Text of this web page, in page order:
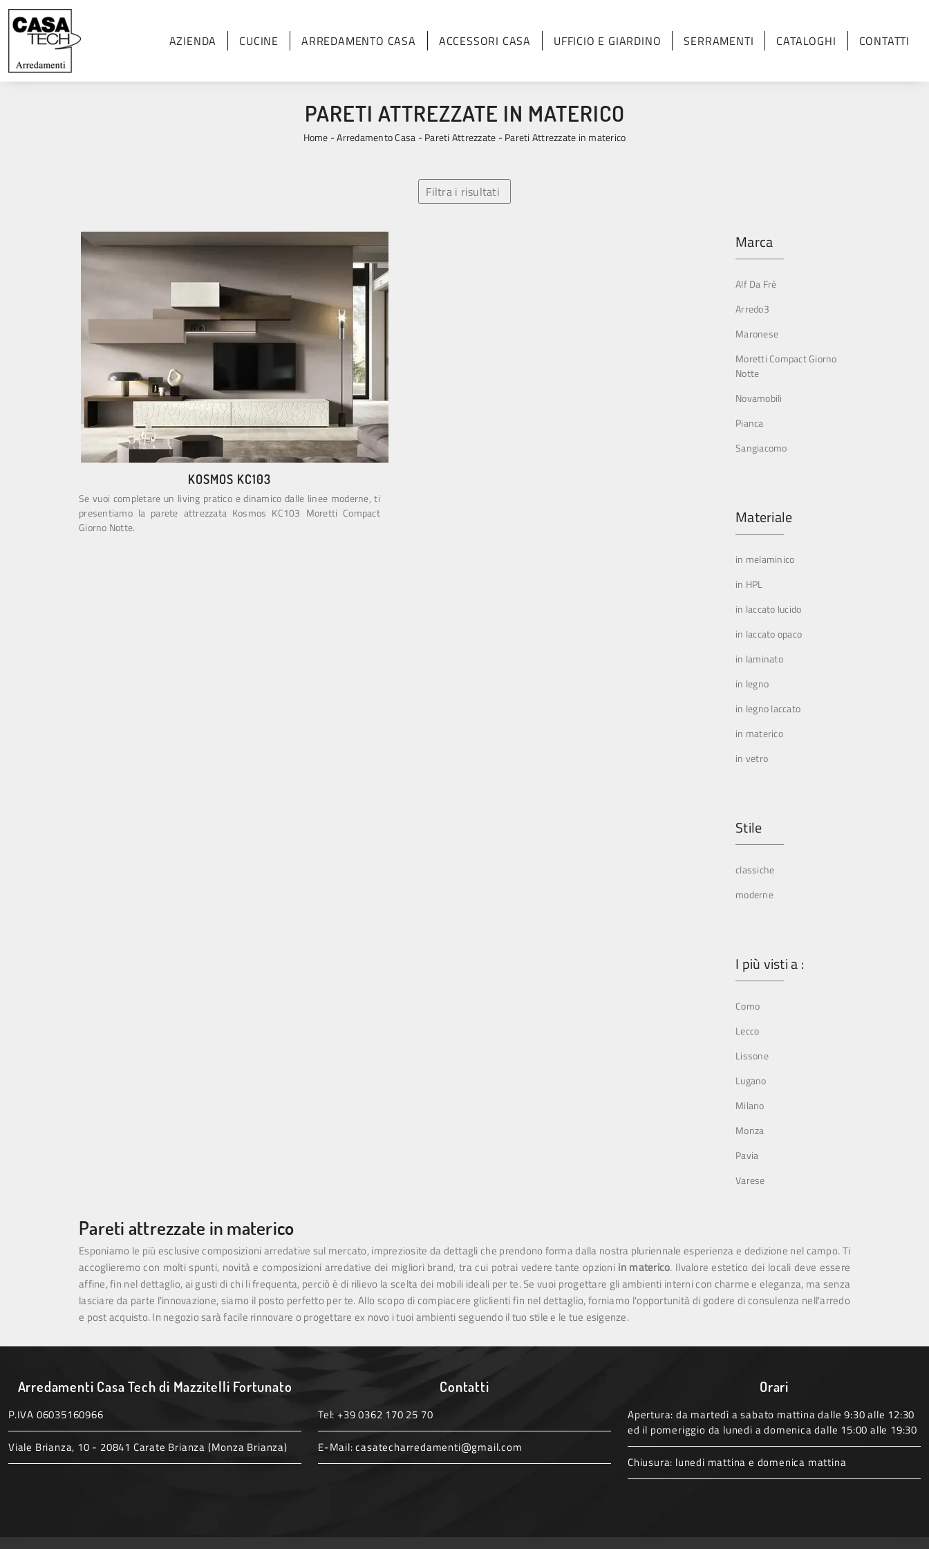
AZIENDA CUCINE ARREDAMENTO CASA ACCESSORI CASA UFFICIO E GIARDINO SERRAMENTI CATALOGHI CONTATTI
PARETI ATTREZZATE IN MATERICO
Home -Arredamento Casa -Pareti Attrezzate -Pareti Attrezzate in materico
Filtra i risultati
KOSMOS KC103
Se vuoi completare un living pratico e dinamico dalle linee moderne, ti
presentiamo la parete attrezzata Kosmos KC103 Moretti Compact
Giorno Notte.
Marca
Alf Da Frè
Arredo3
Maronese
Moretti Compact Giorno
Notte
Novamobili
Pianca
Sangiacomo
Materiale
in melaminico
in HPL
in laccato lucido
in laccato opaco
in laminato
in legno
in legno laccato
in materico
in vetro
Stile
classiche
moderne
I più visti a :
Como
Lecco
Lissone
Lugano
Milano
Monza
Pavia
Varese
Pareti attrezzate in materico
Esponiamo le più esclusive composizioni arredative sul mercato, impreziosite da dettagli che prendono forma dalla nostra pluriennale esperienza e dedizione nel campo. Ti
accoglieremo con molti spunti, novità e composizioni arredative dei migliori brand, tra cui potrai vedere tante opzioni in materico. Ilvalore estetico dei locali deve essere
affine, fin nel dettaglio, ai gusti di chi li frequenta, perciò è di rilievo la scelta dei mobili ideali per te. Se vuoi progettare gli ambienti interni con charme e eleganza, ma senza
lasciare da parte l'innovazione, siamo il posto perfetto per te. Allo scopo di compiacere gliclienti fin nel dettaglio, forniamo l'opportunità di godere di consulenza nell'arredo
e post acquisto. In negozio sarà facile rinnovare o progettare ex novo i tuoi ambienti seguendo il tuo stile e le tue esigenze.
Arredamenti Casa Tech di Mazzitelli Fortunato
P.IVA 06035160966
Viale Brianza, 10 - 20841 Carate Brianza (Monza Brianza)
Contatti
Tel: +39 0362 170 25 70
E-Mail:casatecharredamenti@gmail.com
Orari
Apertura: da martedì a sabato mattina dalle 9:30 alle 12:30
ed il pomeriggio da lunedi a domenica dalle 15:00 alle 19:30
Chiusura: lunedi mattina e domenica mattina